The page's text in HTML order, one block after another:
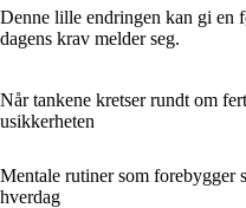
Denne lille endringen kan gi en
dagens krav melder seg.
Når tankene kretser rundt om
usikkerheten
Mentale rutiner som forebygger
hverdag